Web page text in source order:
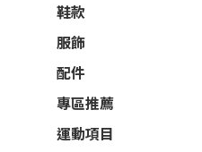
鞋款
服飾
配件
專區推薦
運動項目